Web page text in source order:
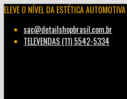
ELEVE O NÍVEL DA ESTÉTICA AUTOMOTIVA
sac@detailshopbrasil.com.br
TELEVENDAS (11) 5542-5334